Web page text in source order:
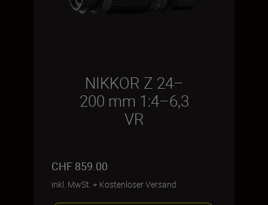
NIKKOR Z 24–
200 mm 1:4–6,3
VR
CHF 859.00
inkl. MwSt. + Kostenloser Versand